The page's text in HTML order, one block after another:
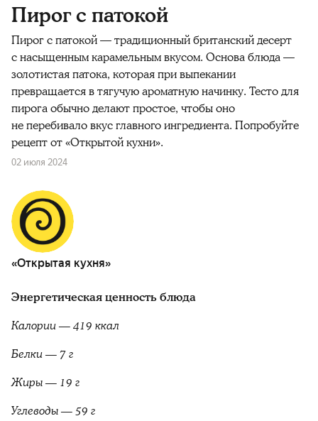
Пирог с патокой
Пирог с патокой — традиционный британский десерт
с насыщенным карамельным вкусом. Основа блюда —
золотистая патока, которая при выпекании
превращается в тягучую ароматную начинку. Тесто для
пирога обычно делают простое, чтобы оно
не перебивало вкус главного ингредиента. Попробуйте
рецепт от «Открытой кухни».
02 июля 2024
«Открытая кухня»
Энергетическая ценность блюда
Калории — 419 ккал
Белки — 7 г
Жиры — 19 г
Углеводы — 59 г